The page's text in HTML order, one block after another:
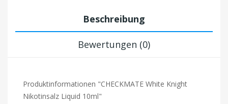
Beschreibung
Bewertungen (0)
Produktinformationen "CHECKMATE White Knight
Nikotinsalz Liquid 10ml"